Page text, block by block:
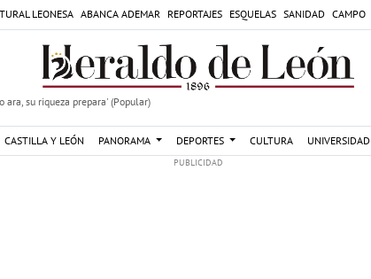
LEONESA ABANCA ADEMAR REPORTAJES ESQUELAS SANIDAD CAMPO
ara, su riqueza prepara' (Popular)
CASTILLA Y LEÓN PANORAMA DEPORTES CULTURA UNIVERSIDAD